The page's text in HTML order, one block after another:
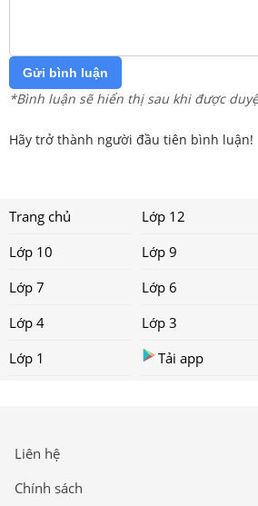
Gửi bình luận
*Bình luận sẽ hiển thị sau khi được
Hãy trở thành người đầu tiên bình luận!
Trang chủ Lớp 12
Lớp 10
Lớp 9
Lớp 7
Lớp 6
Lớp 4
Lớp 3
Lớp 1
Tải app
Liên hệ
Chính sách